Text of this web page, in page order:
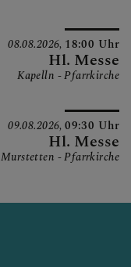
08.08.2026, 18:00 Uhr
Hl. Messe
Kapelln - Pfarrkirche
09.08.2026,09:30 Uhr
Hl. Messe
Murstetten - Pfarrkirche